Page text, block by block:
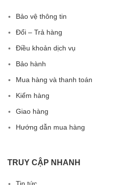
Bảo vệ thông tin
Đổi – Trả hàng
Điều khoản dịch vụ
Bảo hành
Mua hàng và thanh toán
Kiểm hàng
Giao hàng
Hướng dẫn mua hàng
TRUY CẬP NHANH
Tin tức